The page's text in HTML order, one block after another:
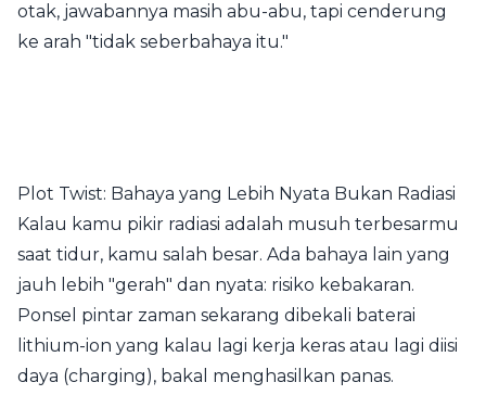
otak, jawabannya masih abu-abu, tapi cenderung
ke arah "tidak seberbahaya itu."
Plot Twist: Bahaya yang Lebih Nyata Bukan Radiasi
Kalau kamu pikir radiasi adalah musuh terbesarmu
saat tidur, kamu salah besar. Ada bahaya lain yang
jauh lebih "gerah" dan nyata: risiko kebakaran.
Ponsel pintar zaman sekarang dibekali baterai
lithium-ion yang kalau lagi kerja keras atau lagi diisi
daya (charging), bakal menghasilkan panas.